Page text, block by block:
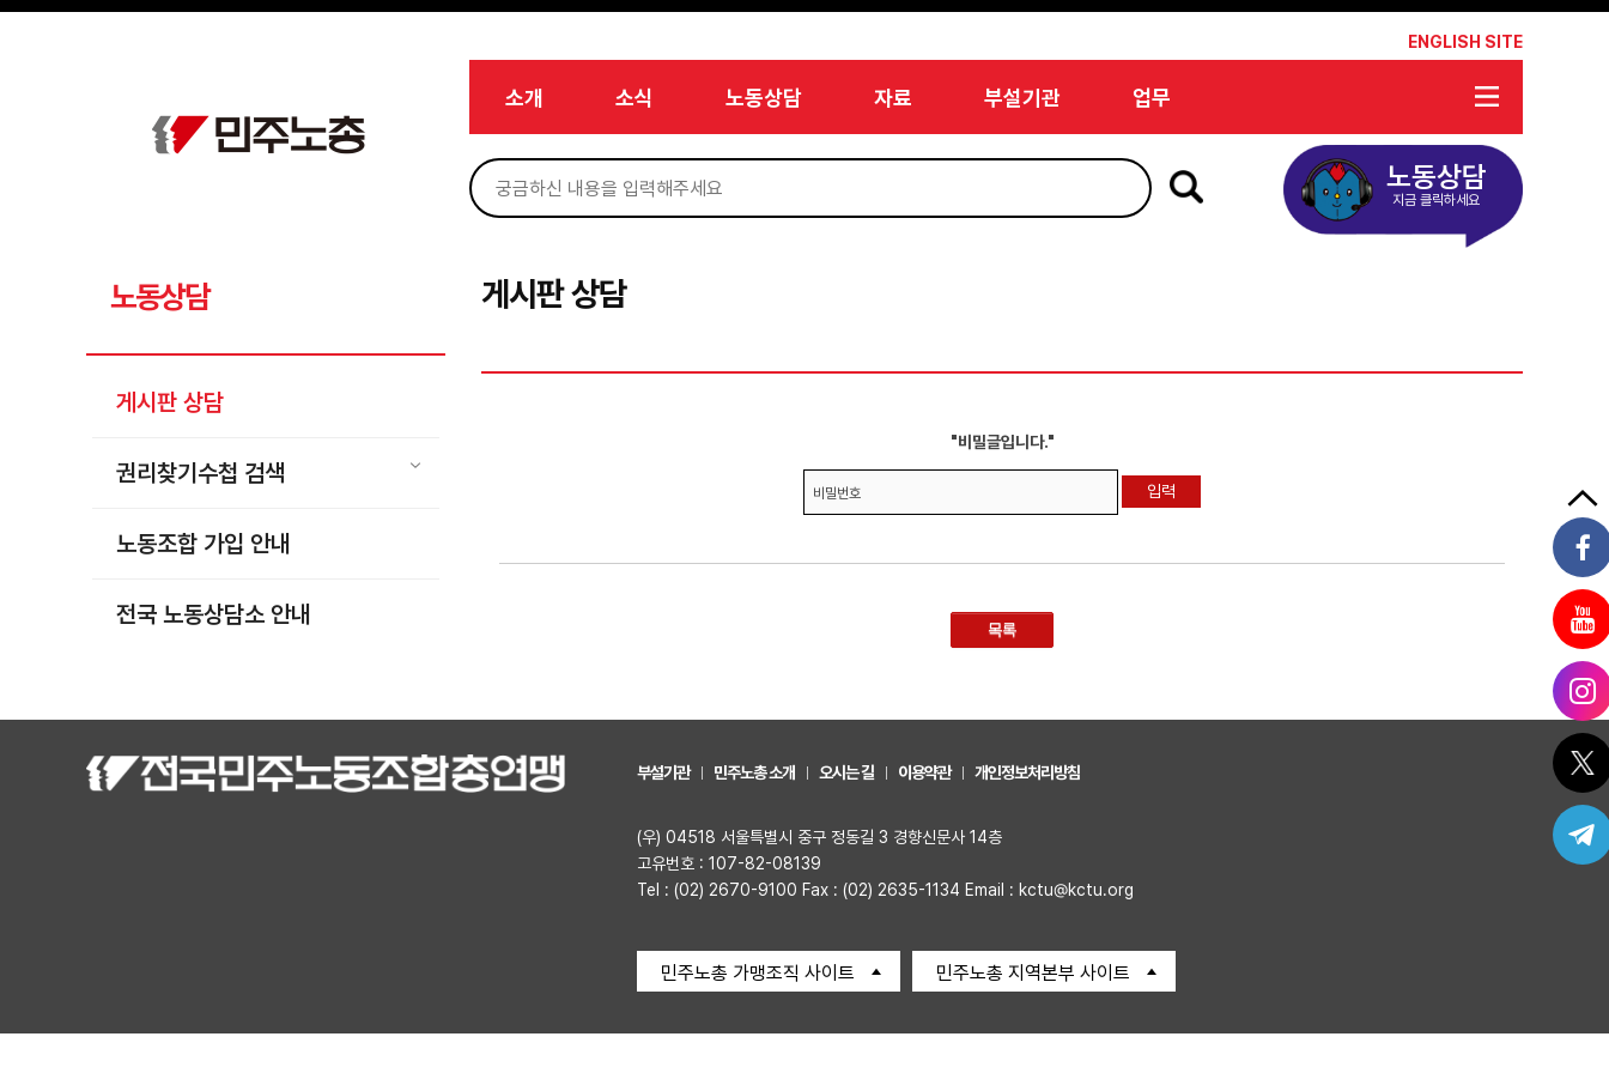
메뉴 건너뛰기
ENGLISH SITE
소개 소식 노동상담 자료 부설기관 업무
노동상담
지금 클릭하세요
노동상담
게시판 상담
권리찾기수첩 검색
노동조합 가입 안내
전국 노동상담소 안내
게시판 상담
"비밀글입니다."
비밀번호
목록
부설기관 민주노총 소개 오시는 길 이용약관 개인정보처리방침
(우) 04518 서울특별시 중구 정동길 3 경향신문사 14층
고유번호 : 107-82-08139
Tel : (02) 2670-9100 Fax : (02) 2635-1134 Email : kctu@kctu.org
민주노총 가맹조직 사이트 민주노총 지역본부 사이트
권리찾기수첩 검색
찾아보기
노동조합 가입 안내
Sketchbook5, 스케치북5
Sketchbook5, 스케치북5